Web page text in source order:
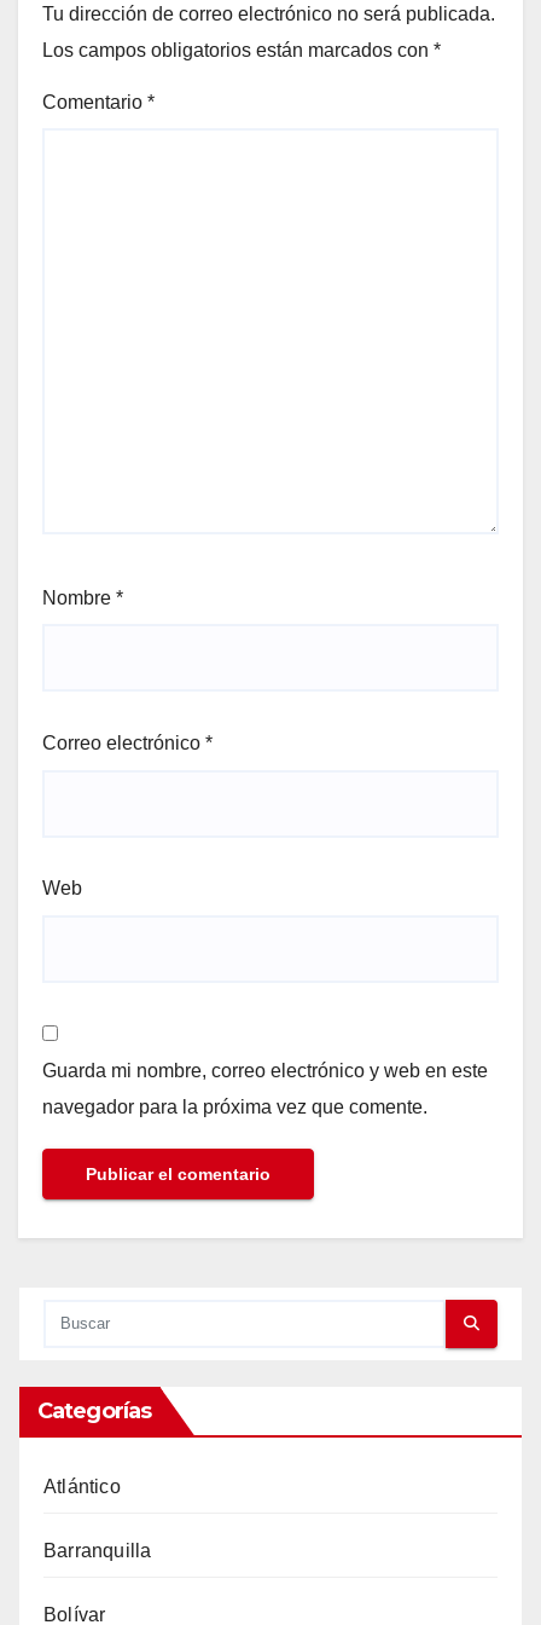
Tu dirección de correo electrónico no será publicada.
Los campos obligatorios están marcados con *
Comentario *
Nombre *
Correo electrónico *
Web
Guarda mi nombre, correo electrónico y web en este
navegador para la próxima vez que comente.
Categorías
Atlántico
Barranquilla
Bolívar